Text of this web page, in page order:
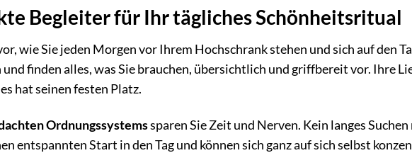
Begleiter für Ihr tägliches Schönheitsritual
wie Sie jeden Morgen vor Ihrem Hochschrank stehen und sich auf den
und finden alles, was Sie brauchen, übersichtlich und griffbereit vor. Ihre
hat seinen festen Platz.
Ordnungssystemssparen Sie Zeit und Nerven. Kein langes
entspannten Start in den Tag und können sich ganz auf sich selbst